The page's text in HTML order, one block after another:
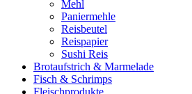
Mehl
Paniermehle
Reisbeutel
Reispapier
Sushi Reis
Brotaufstrich & Marmelade
Fisch & Schrimps
Fleischprodukte